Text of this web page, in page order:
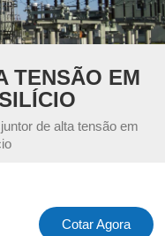
TENSÃO EM
de alta tensão em
Cotar Agora